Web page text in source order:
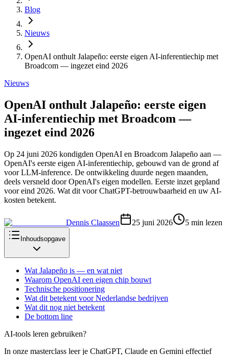
Blog
Nieuws
OpenAI onthult Jalapeño: eerste eigen AI-inferentiechip met
Broadcom — ingezet eind 2026
Nieuws
OpenAI onthult Jalapeño: eerste eigen
AI-inferentiechip met Broadcom —
ingezet eind 2026
Op 24 juni 2026 kondigden OpenAI en Broadcom Jalapeño aan —
OpenAI's eerste eigen AI-inferentiechip, gebouwd van de grond af
voor LLM-inference. De ontwikkeling duurde negen maanden,
deels versneld door OpenAI's eigen modellen. Eerste inzet gepland
voor eind 2026. Wat dit voor ChatGPT-betrouwbaarheid en uw AI-
kosten betekent.
Dennis Claassen 25 juni 2026 5 min lezen
Inhoudsopgave
Wat Jalapeño is — en wat niet
Waarom OpenAI een eigen chip bouwt
Technische positionering
Wat dit betekent voor Nederlandse bedrijven
Wat dit nog niet betekent
De bottom line
AI-tools leren gebruiken?
In onze masterclass leer je ChatGPT, Claude en Gemini effectief